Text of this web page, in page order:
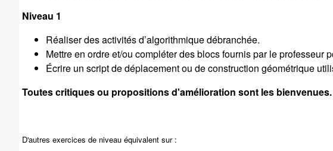
Niveau 1
Réaliser des activités d’algorithmique débranchée.
Mettre en ordre et/ou compléter des blocs fournis par le
Écrire un script de déplacement ou de construction géométrique
Toutes critiques ou propositions d'amélioration sont les bienvenues.
D'autres exercices de niveau équivalent sur :